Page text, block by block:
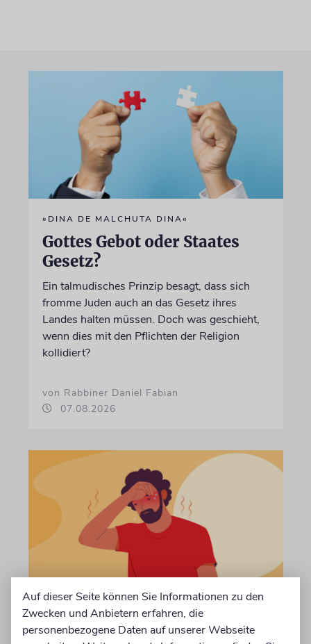
»DINA DE MALCHUTA DINA«
Gottes Gebot oder Staates
Gesetz?
Ein talmudisches Prinzip besagt, dass sich
fromme Juden auch an das Gesetz ihres
Landes halten müssen. Doch was geschieht,
wenn dies mit den Pflichten der Religion
kollidiert?
von Rabbiner Daniel Fabian
07.08.2026
TALMUDISCHES
Durst
Auf dieser Seite können Sie Informationen zu den
Zwecken und Anbietern erfahren, die
personenbezogene Daten auf unserer Webseite